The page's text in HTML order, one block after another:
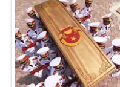
Theo dõi báo trên
Cơ quan chủ quản:Đài